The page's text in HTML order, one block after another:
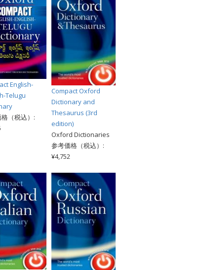
English-
Telugu
（税込）:
Compact Oxford
Dictionary and
Thesaurus (3rd
edition)
Oxford Dictionaries
参考価格（税込）:
¥4,752